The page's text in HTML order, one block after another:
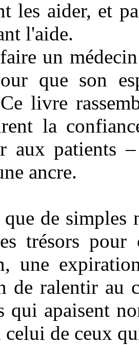
les aider, et
l'aide.
un
que son
livre
la
aux patients
ancre.
de simples
trésors
une
de ralentir au
qui apaisent
celui de ceux